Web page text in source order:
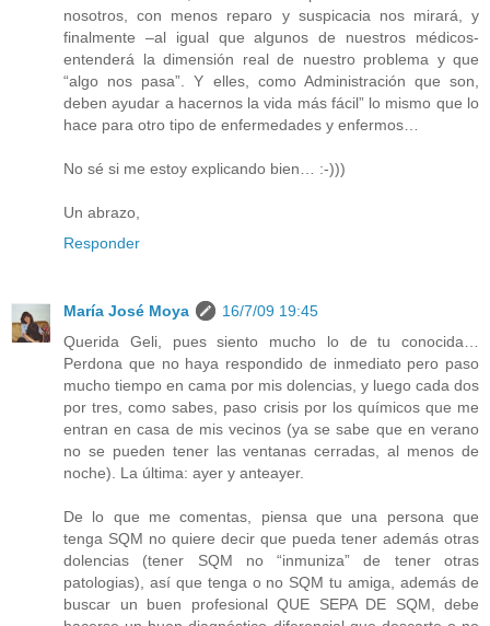
nosotros, con menos reparo y suspicacia nos mirará, y
finalmente –al igual que algunos de nuestros médicos-
entenderá la dimensión real de nuestro problema y que
“algo nos pasa”. Y elles, como Administración que son,
deben ayudar a hacernos la vida más fácil” lo mismo que lo
hace para otro tipo de enfermedades y enfermos…
No sé si me estoy explicando bien… :-)))
Un abrazo,
Responder
María José Moya
16/7/09 19:45
Querida Geli, pues siento mucho lo de tu conocida…
Perdona que no haya respondido de inmediato pero paso
mucho tiempo en cama por mis dolencias, y luego cada dos
por tres, como sabes, paso crisis por los químicos que me
entran en casa de mis vecinos (ya se sabe que en verano
no se pueden tener las ventanas cerradas, al menos de
noche). La última: ayer y anteayer.
De lo que me comentas, piensa que una persona que
tenga SQM no quiere decir que pueda tener además otras
dolencias (tener SQM no “inmuniza” de tener otras
patologias), así que tenga o no SQM tu amiga, además de
buscar un buen profesional QUE SEPA DE SQM, debe